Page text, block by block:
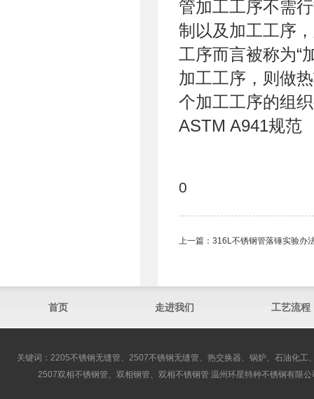
管加工工序不需
制以及加工工序
工序而言被称为“
加工工序，则做
个加工工序的组
ASTM A941规范
0
上一篇： 316L不锈钢管落锤实验办
首页 走进我们 工艺流程
关键词：2205不锈钢无缝管、2507不锈钢无缝管、热交换器、锅炉、石油化
2507双相不锈钢管、双相钢管、双相不锈钢管 温州环星特种不锈钢有限